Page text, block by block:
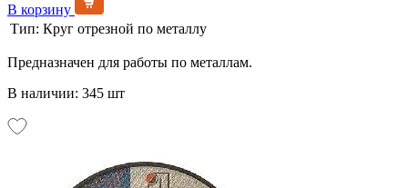
В корзину
Тип: Круг отрезной по металлу
Предназначен для работы по металлам.
В наличии: 345 шт